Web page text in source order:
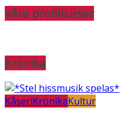
Våra profilkurser
Krönika
KåseriKrönikaKultur